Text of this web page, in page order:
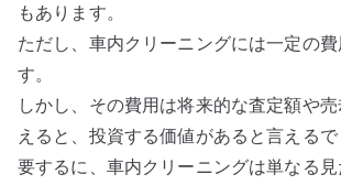
もあります。
ただし、車内クリーニングには一定の費
す。
しかし、その費用は将来的な査定額や
えると、投資する価値があると言えるで
要するに、車内クリーニングは単なる